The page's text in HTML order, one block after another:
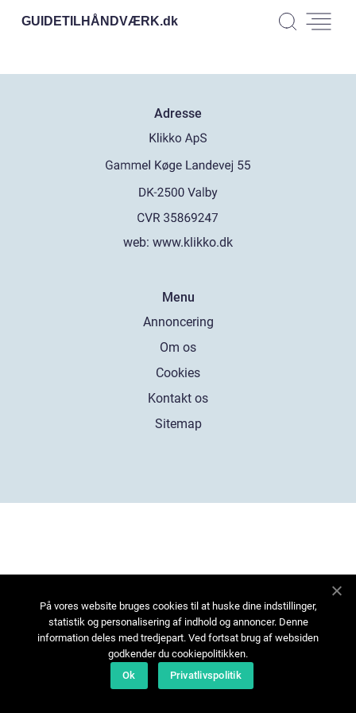
GUIDETILHÅNDVÆRK.dk
Adresse
web: www.klikko.dk
Menu
Annoncering
Om os
Cookies
Kontakt os
Sitemap
På vores website bruges cookies til at huske dine indstillinger,
statistik og personalisering af indhold og annoncer. Denne
information deles med tredjepart. Ved fortsat brug af websiden
godkender du cookiepolitikken.
Ok
Privatlivspolitik